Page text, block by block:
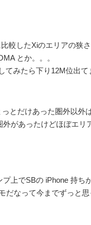
較したXiのエリアの狭さ
とか。。。
みたら下り12M位出て
とだけあった圏外以外
があったけどほぼエリ
上でSBの iPhone 持ち
だなって今までずっと